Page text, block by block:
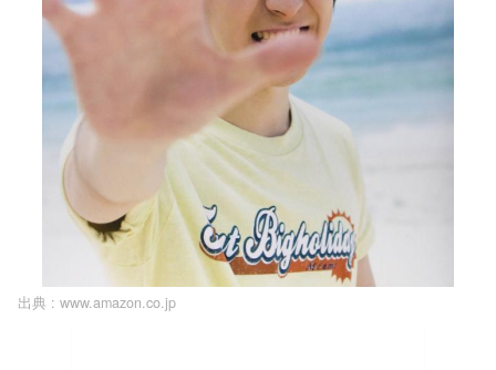
出典 : www.amazon.co.jp